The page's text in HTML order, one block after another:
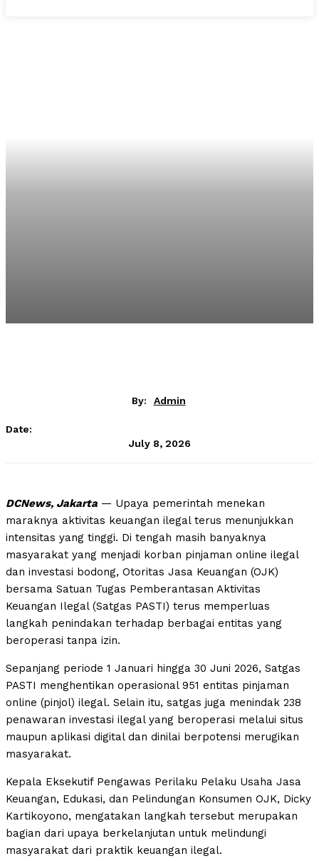
By: Admin
Date:
July 8, 2026
DCNews, Jakarta — Upaya pemerintah menekan
maraknya aktivitas keuangan ilegal terus menunjukkan
intensitas yang tinggi. Di tengah masih banyaknya
masyarakat yang menjadi korban pinjaman online ilegal
dan investasi bodong, Otoritas Jasa Keuangan (OJK)
bersama Satuan Tugas Pemberantasan Aktivitas
Keuangan Ilegal (Satgas PASTI) terus memperluas
langkah penindakan terhadap berbagai entitas yang
beroperasi tanpa izin.
Sepanjang periode 1 Januari hingga 30 Juni 2026, Satgas
PASTI menghentikan operasional 951 entitas pinjaman
online (pinjol) ilegal. Selain itu, satgas juga menindak 238
penawaran investasi ilegal yang beroperasi melalui situs
maupun aplikasi digital dan dinilai berpotensi merugikan
masyarakat.
Kepala Eksekutif Pengawas Perilaku Pelaku Usaha Jasa
Keuangan, Edukasi, dan Pelindungan Konsumen OJK, Dicky
Kartikoyono, mengatakan langkah tersebut merupakan
bagian dari upaya berkelanjutan untuk melindungi
masyarakat dari praktik keuangan ilegal.